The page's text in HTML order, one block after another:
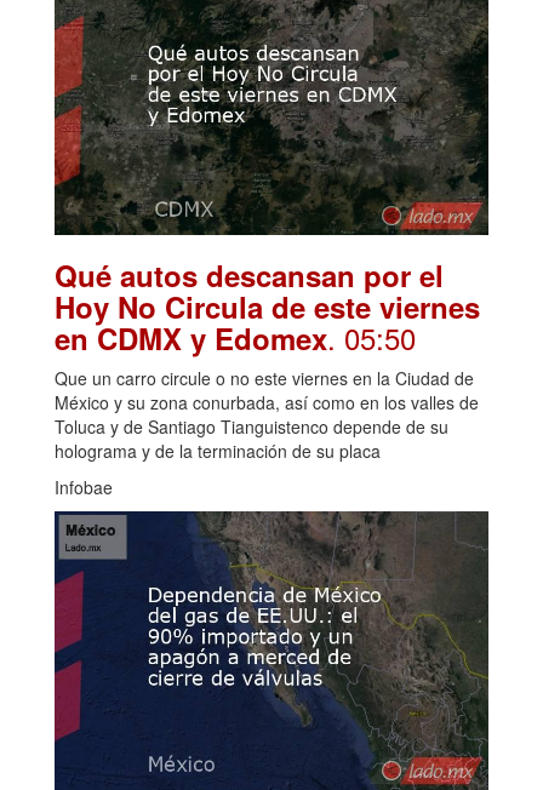
Qué autos descansan por el
Hoy No Circula de este viernes
en CDMX y Edomex. 05:50
Que un carro circule o no este viernes en la Ciudad de
México y su zona conurbada, así como en los valles de
Toluca y de Santiago Tianguistenco depende de su
holograma y de la terminación de su placa
Infobae